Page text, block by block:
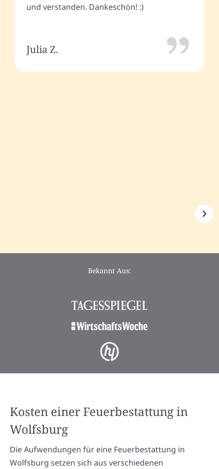
und verstanden. Dankeschön! :)
Julia Z.
Bekannt Aus:
Kosten einer Feuerbestattung in
Wolfsburg
Die Aufwendungen für eine Feuerbestattung in
Wolfsburg setzen sich aus verschiedenen